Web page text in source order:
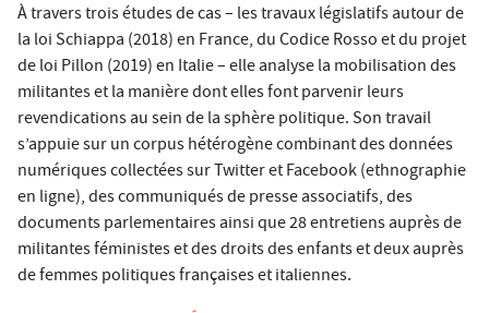
À travers trois études de cas – les travaux législatifs autour de
la loi Schiappa (2018) en France, du Codice Rosso et du projet
de loi Pillon (2019) en Italie – elle analyse la mobilisation des
militantes et la manière dont elles font parvenir leurs
revendications au sein de la sphère politique. Son travail
s’appuie sur un corpus hétérogène combinant des données
numériques collectées sur Twitter et Facebook (ethnographie
en ligne), des communiqués de presse associatifs, des
documents parlementaires ainsi que 28 entretiens auprès de
militantes féministes et des droits des enfants et deux auprès
de femmes politiques françaises et italiennes.